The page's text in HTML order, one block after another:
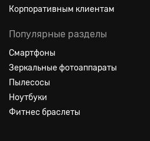
Корпоративным клиентам
Популярные разделы
Смартфоны
Зеркальные фотоаппараты
Пылесосы
Ноутбуки
Фитнес браслеты